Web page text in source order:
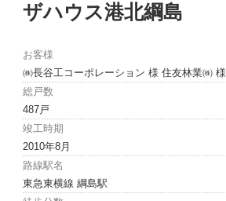
ザハウス港北綱島
お客様
㈱長谷工コーポレーション 様 住友林業㈱ 様
総戸数
487戸
竣工時期
2010年8月
路線駅名
東急東横線 綱島駅